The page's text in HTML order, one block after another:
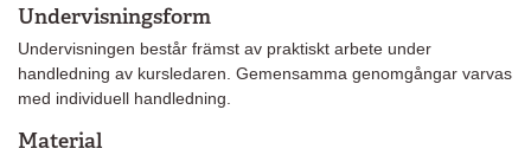
Undervisningsform
Undervisningen består främst av praktiskt arbete under
handledning av kursledaren. Gemensamma genomgångar varvas
med individuell handledning.
Material